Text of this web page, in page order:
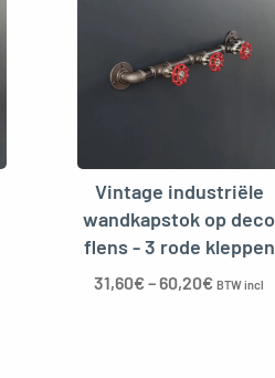
Vintage industriële
wandkapstok op deco
flens - 3 rode kleppen
31,60€–60,20€ BTW incl